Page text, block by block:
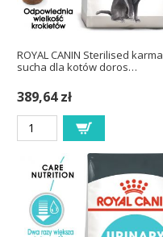
ROYAL CANIN Sterilised karma
sucha dla kotów doros…
389,64 zł